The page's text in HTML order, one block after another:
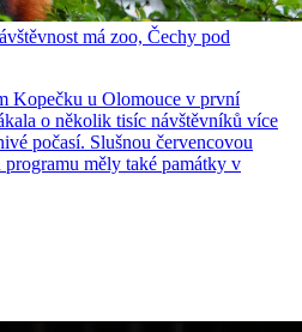
má zoo, Čechy pod
Kopečku u Olomouce v první
o několik tisíc návštěvníků více
počasí. Slušnou červencovou
měly také památky v